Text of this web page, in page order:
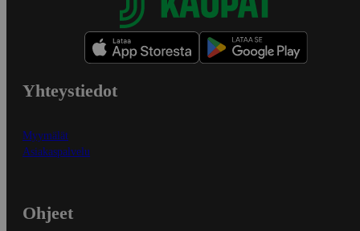
Yhteystiedot
Myymälät
Asiakaspalvelu
Ohjeet